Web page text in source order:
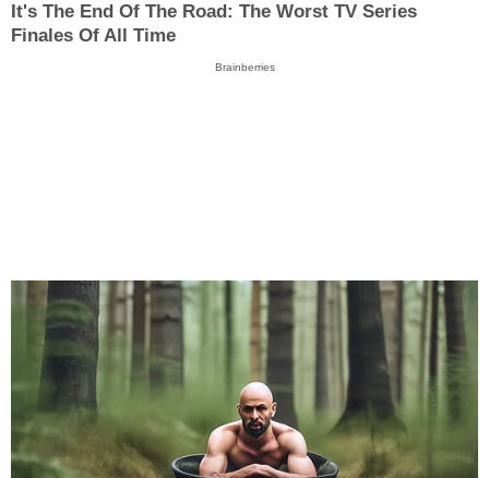
It's The End Of The Road: The Worst TV Series
Finales Of All Time
Brainberries